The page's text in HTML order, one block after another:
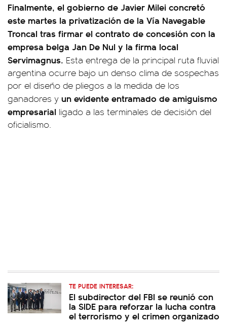
Finalmente, el gobierno de Javier Milei concretó
este martes la privatización de la Vía Navegable
Troncal tras firmar el contrato de concesión con la
empresa belga Jan De Nul y la firma local
Servimagnus. Esta entrega de la principal ruta fluvial
argentina ocurre bajo un denso clima de sospechas
por el diseño de pliegos a la medida de los
ganadores y un evidente entramado de amiguismo
empresarial ligado a las terminales de decisión del
oficialismo.
TE PUEDE INTERESAR:
El subdirector del FBI se reunió con
la SIDE para reforzar la lucha contra
el terrorismo y el crimen organizado